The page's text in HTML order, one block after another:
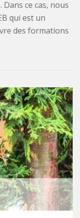
ce cas, nous
qui est un
des formations